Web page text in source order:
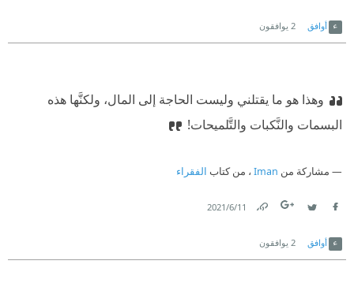
أوافق 2 يوافقون
وهذا هو ما يقتلني وليست الحاجة إلى المال، ولكنَّها هذه
البسمات والنَّكبات والتَّلميحات!
مشاركة من Iman ، من كتاب الفقراء
11‏/6‏/2021
أوافق 2 يوافقون